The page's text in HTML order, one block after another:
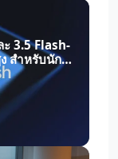
3.5 Flash-
สำหรับนัก